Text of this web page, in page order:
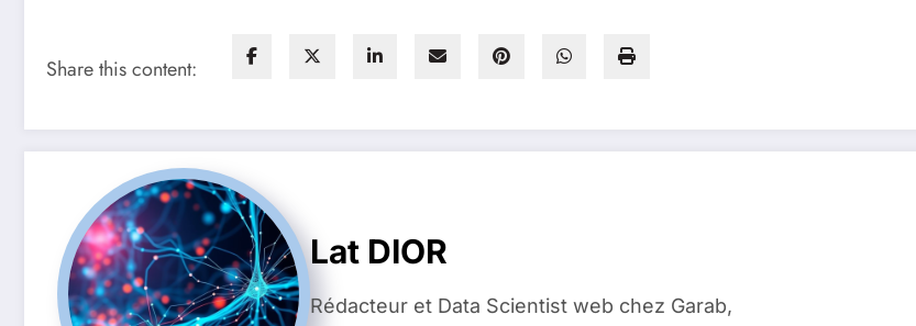
Share this content:
Lat DIOR
Rédacteur et Data Scientist web chez Garab,